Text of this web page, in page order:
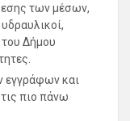
των μέσων,
Δήμου
εγγράφων και
πιο πάνω